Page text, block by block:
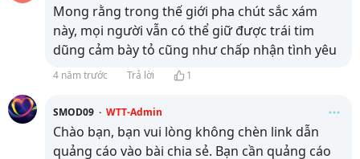
Mong rằng trong thế giới pha chút sắc xám
này, mọi người vẫn có thể giữ được trái tim
dũng cảm bày tỏ cũng như chấp nhận tình yêu
4 năm trước Trả lời 1
SMOD09 · WTT-Admin
Chào bạn, bạn vui lòng không chèn link dẫn
quảng cáo vào bài chia sẻ. Bạn cần quảng cáo